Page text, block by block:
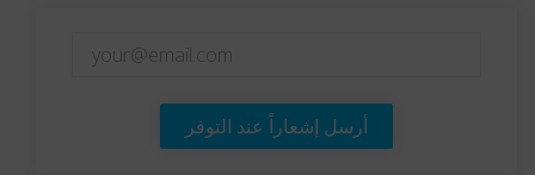
أرسل إشعاراً عند التوفر